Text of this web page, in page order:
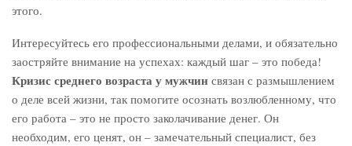
этого.
Интересуйтесь его профессиональными делами, и обязательно
заостряйте внимание на успехах: каждый шаг – это победа!
Кризис среднего возраста у мужчин связан с размышлением
о деле всей жизни, так помогите осознать возлюбленному, что
его работа – это не просто заколачивание денег. Он
необходим, его ценят, он – замечательный специалист, без